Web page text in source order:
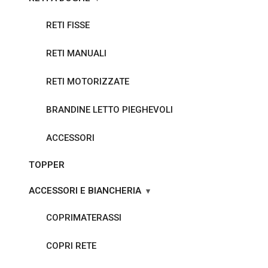
RETI FISSE
RETI MANUALI
RETI MOTORIZZATE
BRANDINE LETTO PIEGHEVOLI
ACCESSORI
TOPPER
ACCESSORI E BIANCHERIA
COPRIMATERASSI
COPRI RETE